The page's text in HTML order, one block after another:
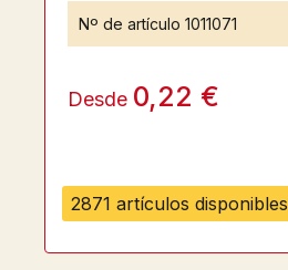
2871 artículos disponibles
Nº de artículo 1011071
Desde 0,22 €